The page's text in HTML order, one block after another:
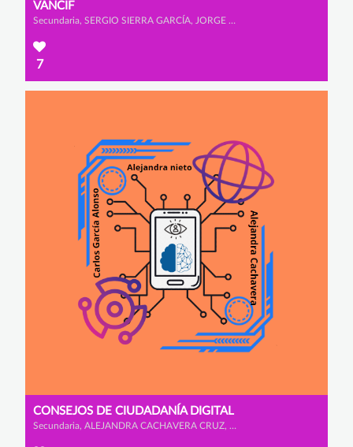
VANCIF
Secundaria, SERGIO SIERRA GARCÍA, JORGE HERNÁNDEZ MONTERO y EDEL MARTÍNEZ ALONSO
7
CONSEJOS DE CIUDADANÍA DIGITAL
Secundaria, ALEJANDRA CACHAVERA CRUZ, ALEJANDRA NIETO ALCAIDE y CARLOS GARCÍA ALONSO